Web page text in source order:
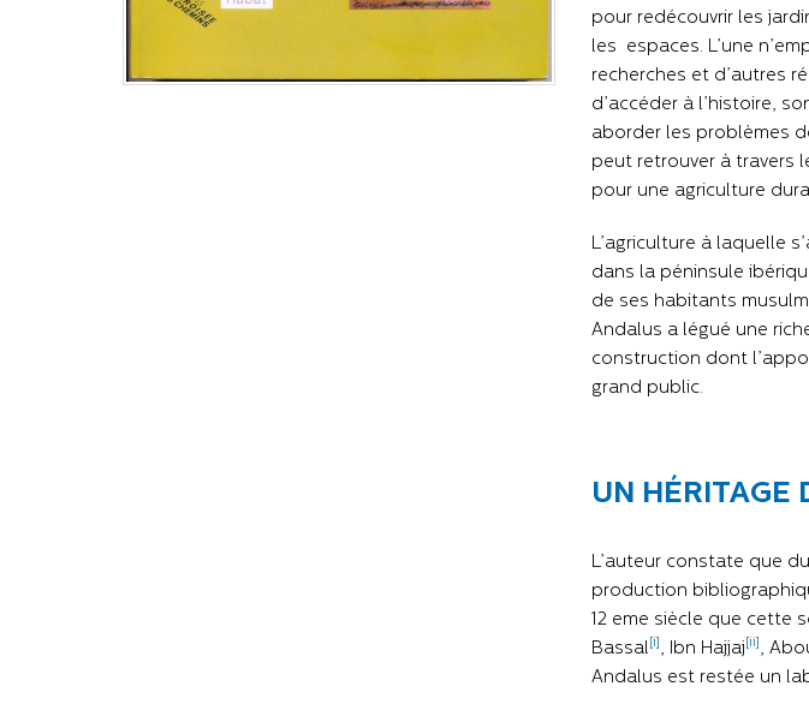
pour redécouvrir les
les espaces. L’une
recherches et d’autres
d’accéder à l’histoire,
aborder les problèmes
peut retrouver à travers
pour une agriculture
L’agriculture à laquelle
dans la péninsule
de ses habitants
Andalus a légué une
construction dont
grand public.
UN HÉRITAGE
L’auteur constate que
production
12 eme siècle que cette
Bassal [i] , Ibn Hajjaj [ii] ,
Andalus est restée un